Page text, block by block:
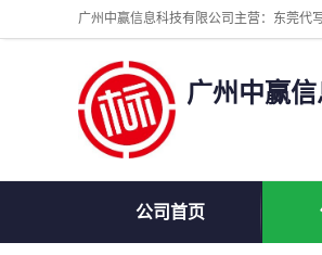
广州中赢
公司首页